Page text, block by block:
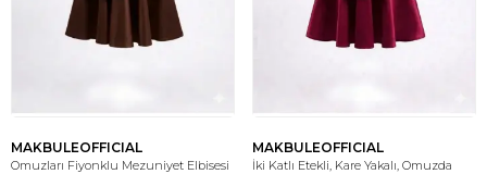
MAKBULEOFFICIAL
Omuzları Fiyonklu Mezuniyet Elbisesi
MAKBULEOFFICIAL
İki Katlı Etekli, Kare Yakalı, Omuzda